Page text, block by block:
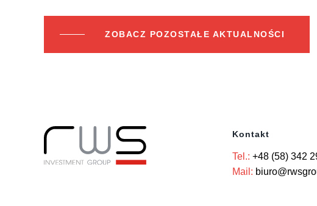
ZOBACZ POZOSTAŁE AKTUALNOŚCI
Kontakt
Tel.: +48 (58) 342
Mail: